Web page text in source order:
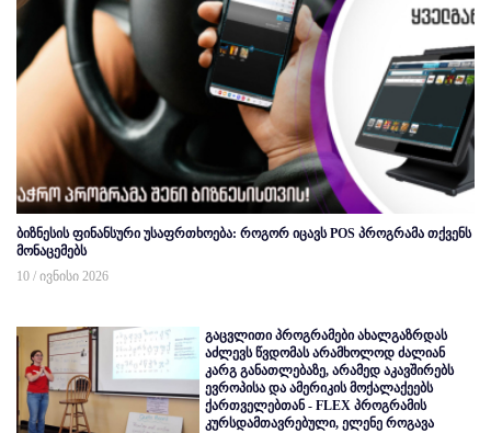
ბიზნესის ფინანსური უსაფრთხოება: როგორ იცავს POS პროგრამა თქვენს
მონაცემებს
10 / ივნისი 2026
გაცვლითი პროგრამები ახალგაზრდას
აძლევს წვდომას არამხოლოდ ძალიან
კარგ განათლებაზე, არამედ აკავშირებს
ევროპისა და ამერიკის მოქალაქეებს
ქართველებთან - FLEX პროგრამის
კურსდამთავრებული, ელენე როგავა